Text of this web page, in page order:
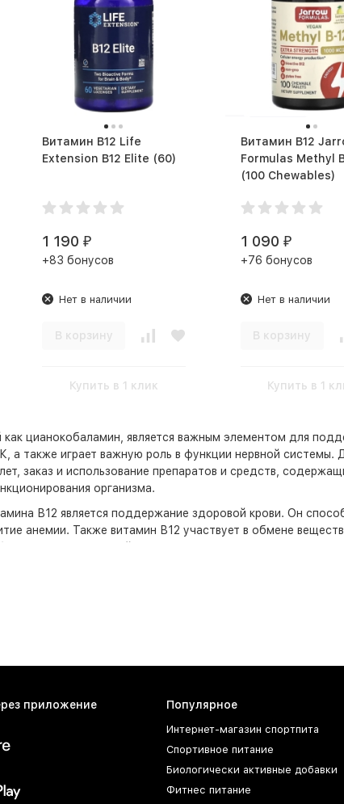
Витамин B12 Life
Extension B12 Elite (60)
1 190 ₽
+83 бонусов
Нет в наличии
В корзину
Купить в 1 клик
Витамин B12 Jarrow
Formulas Methyl
(100 Chewables)
1 090 ₽
+76 бонусов
Нет в наличии
В корзину
Купить в 1
цианокобаламин, является важным элементом для
а также играет важную роль в функции нервной системы.
заказ и использование препаратов и средств,
организма.
В12 является поддержание здоровой крови. Он
анемии. Также витамин В12 участвует в обмене
важно для людей с высоким риском сердечно-
спреев и жидких растворов. При выборе препарата или
веществ делает его применение необходимым для
организма. Он помогает уменьшить усталость и
и занимающихся спортом. Отзывы о применении витамина
общее самочувствие.
В12 также следует усилить при беременности и в
В12 может снижаться, поэтому его дополнительное
приложение Популярное
Интернет-магазин спортпита
Спортивное питание
Биологически активные добавки
Фитнес питание